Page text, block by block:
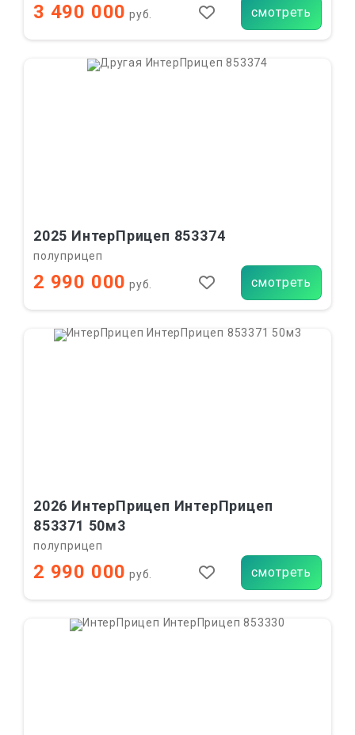
3 490 000 руб. смотреть
2025 ИнтерПрицеп 853374
полуприцеп
2 990 000 руб. смотреть
2026 ИнтерПрицеп ИнтерПрицеп
853371 50м3
полуприцеп
2 990 000 руб. смотреть